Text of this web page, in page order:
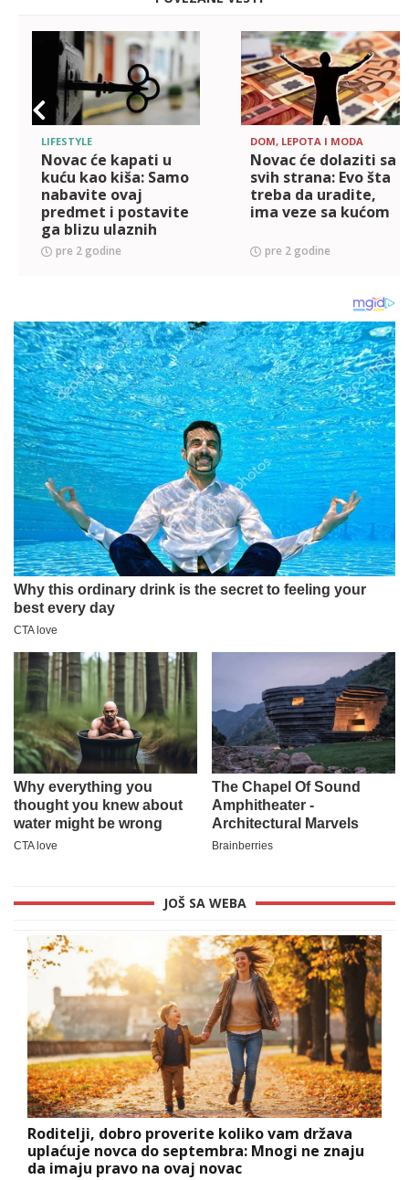
LIFESTYLE
Novac će kapati u
kuću kao kiša: Samo
nabavite ovaj
predmet i postavite
ga blizu ulaznih
vrata
pre 2 godine
DOM, LEPOTA I MODA
Novac će dolaziti sa
svih strana: Evo šta
treba da uradite,
ima veze sa kućom
pre 2 godine
JOŠ SA WEBA
Roditelji, dobro proverite koliko vam država
uplaćuje novca do septembra: Mnogi ne znaju
da imaju pravo na ovaj novac